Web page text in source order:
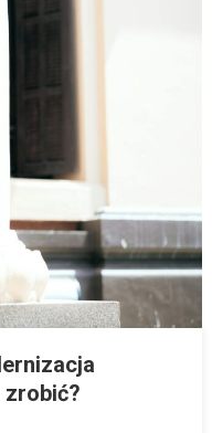
zrobić?